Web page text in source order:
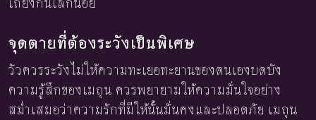
จุดตายที่ต้องระวังเป็นพิเศษ
วัวควรระวังไม่ให้ความทะเยอทะยานของตนเองบดบัง
ความรู้สึกของเมถุน ควรพยายามให้ความมั่นใจอย่าง
สม่ำเสมอว่าความรักที่มีให้นั้นมั่นคงและปลอดภัย เมถุน